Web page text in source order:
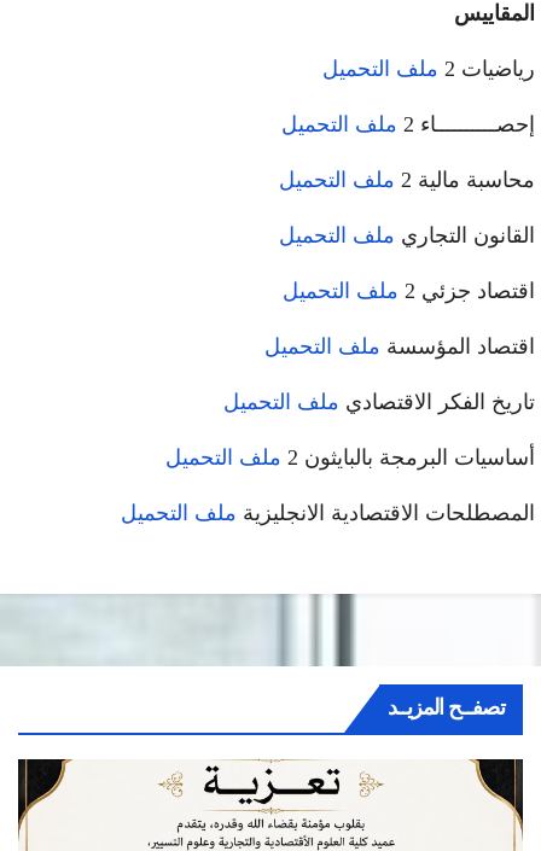
2 ملف التحميل
2 ملف التحميل
مالية 2 ملف التحميل
التجاريملف التحميل
جزئي 2 ملف التحميل
المؤسسةملف التحميل
الفكر الاقتصاديملف التحميل
البرمجة بالبايثون 2 ملف التحميل
الاقتصادية الانجليزيةملف التحميل
تصفــح المزيــد